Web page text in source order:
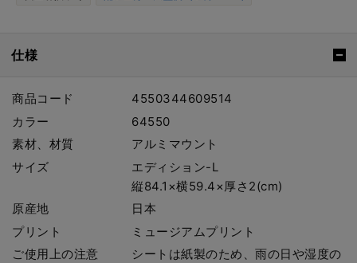
仕様
商品コード
4550344609514
カラー
64550
素材、材質
アルミマウント
サイズ
エディション-L
縦84.1×横59.4×厚さ2(cm)
原産地
日本
プリント
ミュージアムプリント
ご使用上の注意
シートは紙製のため、雨の日や湿度の